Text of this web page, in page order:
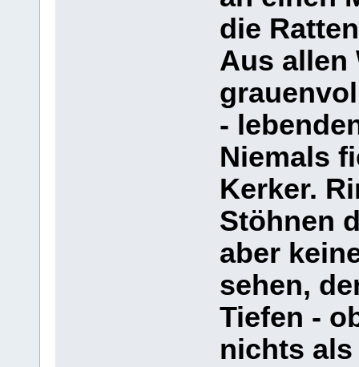
die
Aus allen
-
Niemals
Kerker.
Stöhnen
aber
sehen,
Tiefen -
nichts als